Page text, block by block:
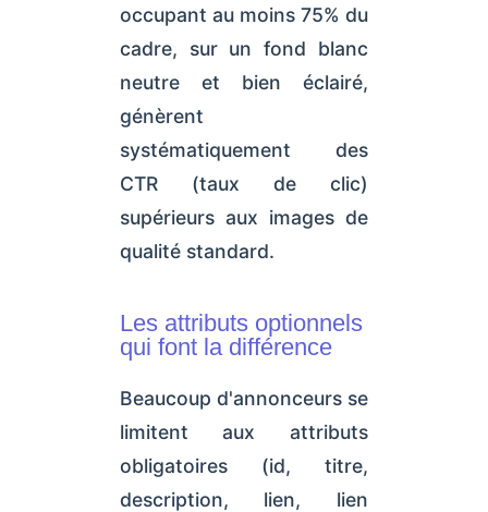
occupant au moins 75% du
cadre, sur un fond blanc
neutre et bien éclairé,
génèrent
systématiquement des
CTR (taux de clic)
supérieurs aux images de
qualité standard.
Les attributs optionnels
qui font la différence
Beaucoup d'annonceurs se
limitent aux attributs
obligatoires (id, titre,
description, lien, lien